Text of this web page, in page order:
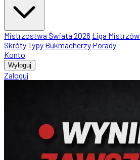
Mistrzostwa Świata 2026 Liga Mistrzów
SkrótyTypy Bukmacherzy Porady
Konto
Wyloguj
Zaloguj